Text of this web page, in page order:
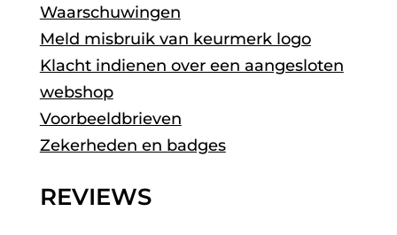
Waarschuwingen
Meld misbruik van keurmerk logo
Klacht indienen over een aangesloten
webshop
Voorbeeldbrieven
Zekerheden en badges
REVIEWS